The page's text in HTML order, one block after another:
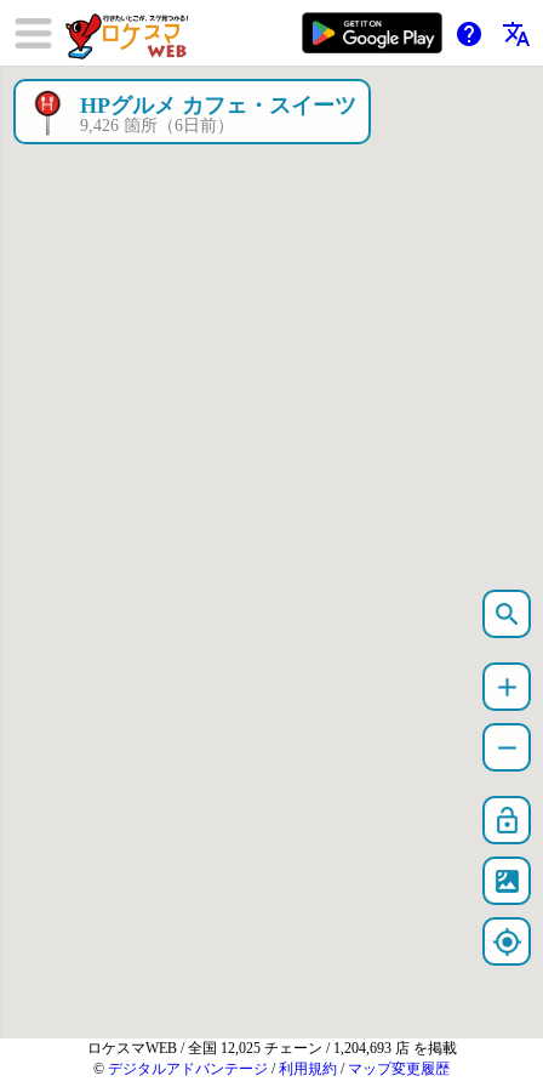
help translate
×
HPグルメ カフェ・スイーツ
9,426 箇所（6日前）
search
add
remove
lock_open
satellite
my_location
ロケスマWEB / 全国 12,025 チェーン / 1,204,693 店 を掲載
© デジタルアドバンテージ /利用規約 / マップ変更履歴